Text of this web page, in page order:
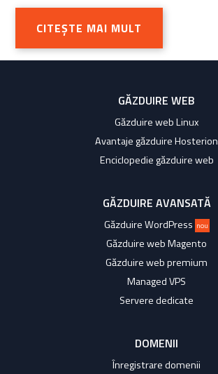
CITEȘTE MAI MULT
GĂZDUIRE WEB
Găzduire web Linux
Avantaje găzduire Hosterion
Enciclopedie găzduire web
GĂZDUIRE AVANSATĂ
Găzduire WordPress nou
Găzduire web Magento
Găzduire web premium
Managed VPS
Servere dedicate
DOMENII
Înregistrare domenii